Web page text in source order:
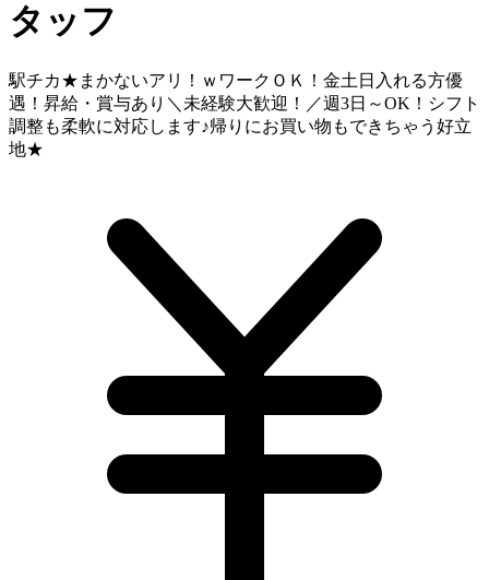
タッフ
駅チカ★まかないアリ！ｗワークＯＫ！金土日入れる方優
遇！昇給・賞与あり＼未経験大歓迎！／週3日～OK！シフト
調整も柔軟に対応します♪帰りにお買い物もできちゃう好立
地★